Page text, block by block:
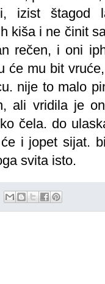
izist štagod
kiša i ne činit
rečen, i oni
će mu bit
nije to malo
ali vridila je
čela. do
i jopet sijat.
svita isto.